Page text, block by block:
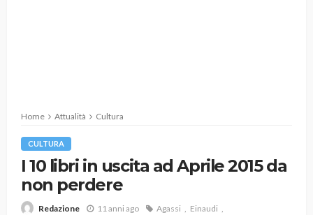
Home Attualità Cultura
CULTURA
I 10 libri in uscita ad Aprile 2015 da
non perdere
Redazione 11 anni ago Agassi
Einaudi